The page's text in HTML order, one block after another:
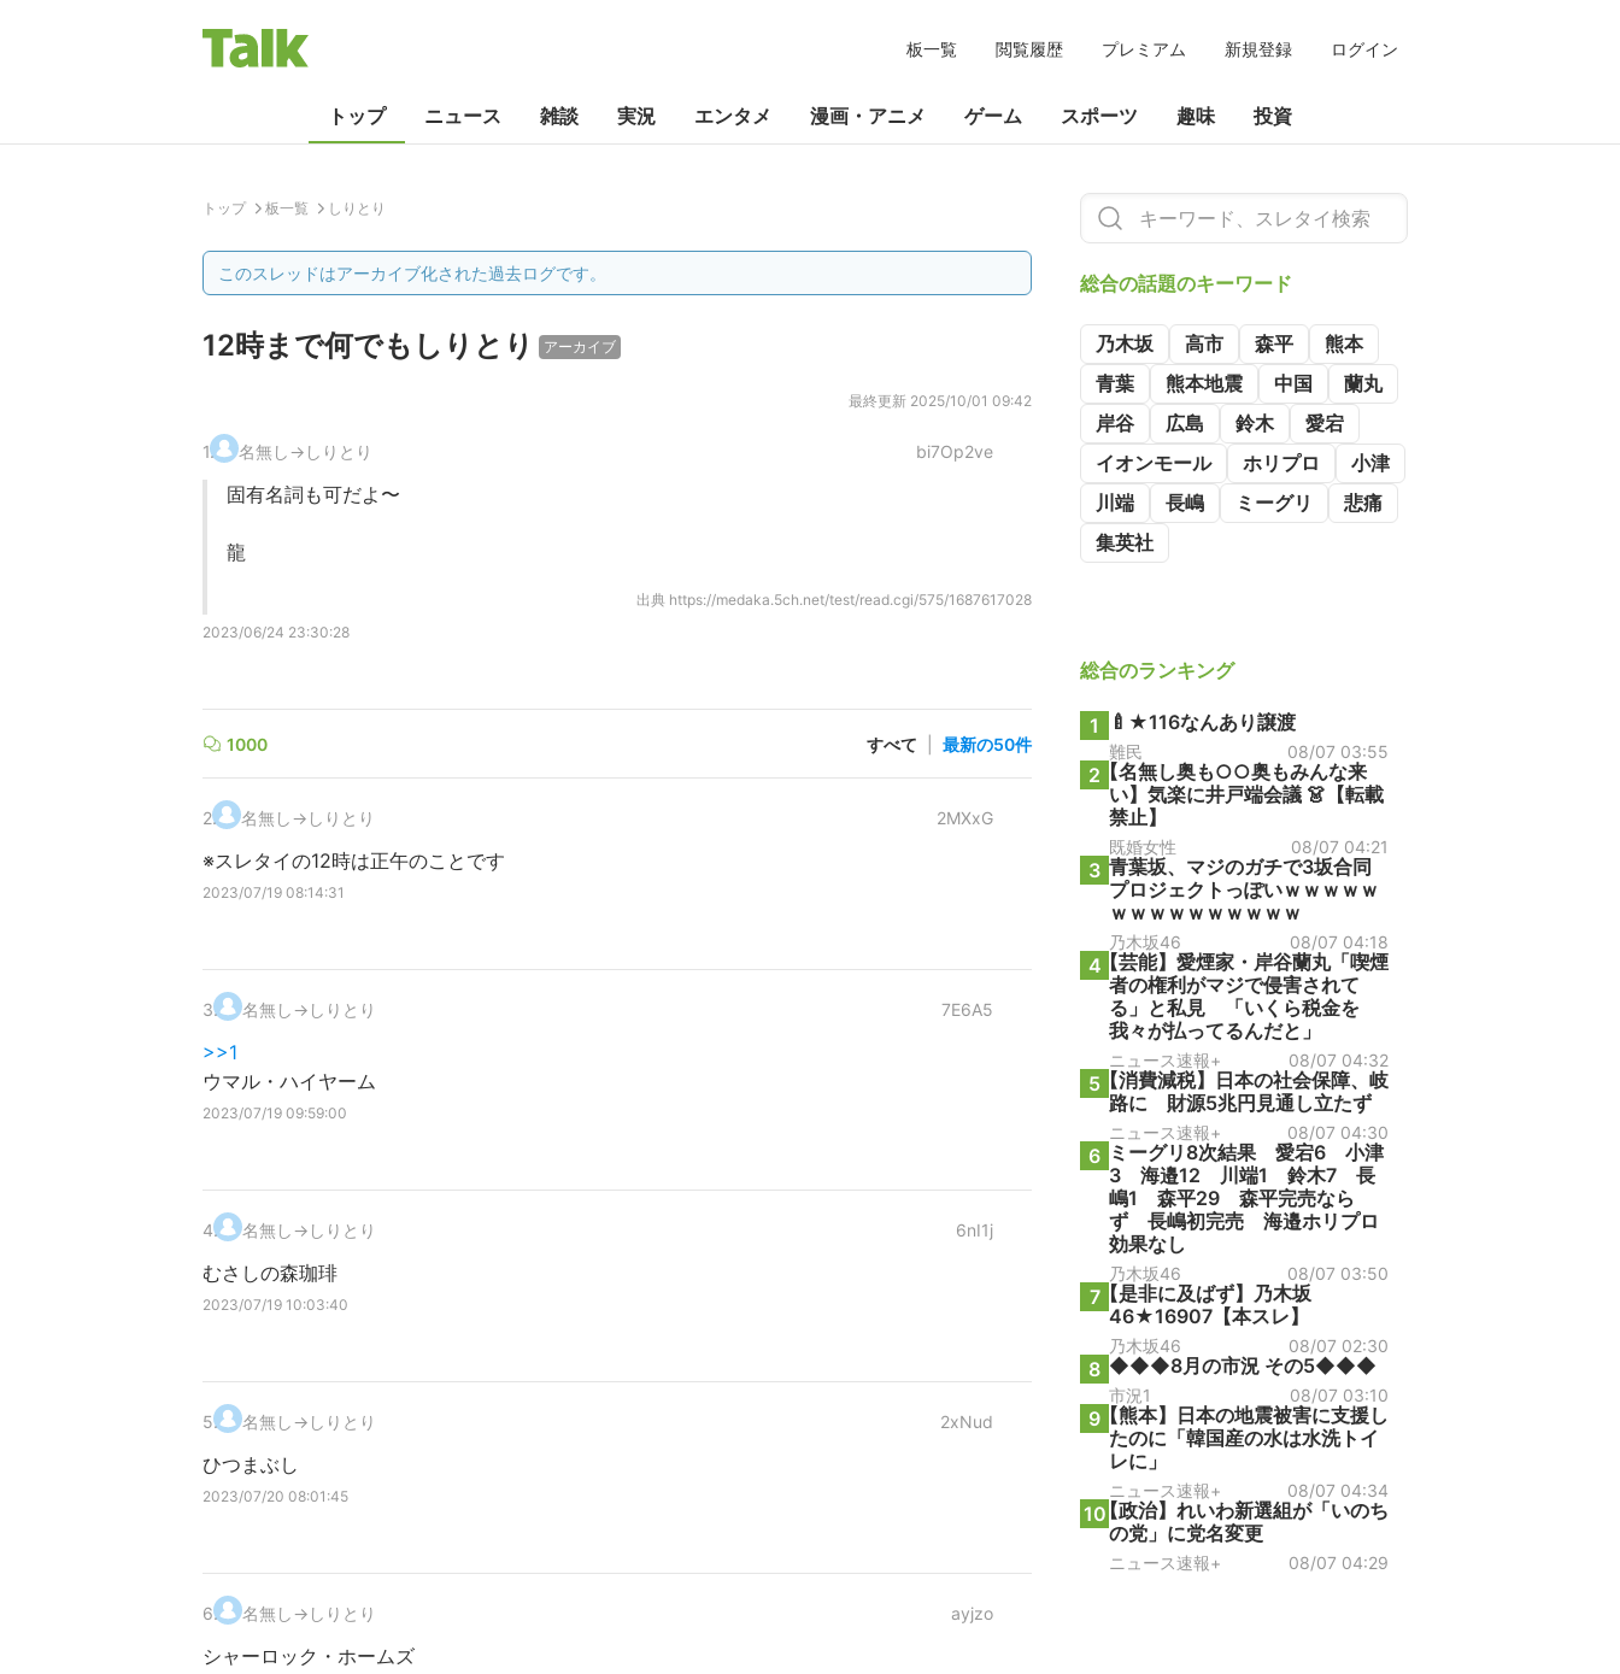
板一覧 閲覧履歴 プレミアム 新規登録 ログイン
トップ ニュース 雑談 実況 エンタメ 漫画・アニメ ゲーム スポーツ 趣味 投資
トップ 板一覧 しりとり
このスレッドはアーカイブ化された過去ログです。
12時まで何でもしりとり アーカイブ
最終更新 2025/10/01 09:42
1. 名無し→しりとり bi7Op2ve
固有名詞も可だよ〜
龍
出典 https://medaka.5ch.net/test/read.cgi/575/1687617028
2023/06/24 23:30:28
1000 すべて 最新の50件
2. 名無し→しりとり 2MXxG
※スレタイの12時は正午のことです
2023/07/19 08:14:31
3. 名無し→しりとり 7E6A5
>>1
ウマル・ハイヤーム
2023/07/19 09:59:00
4. 名無し→しりとり 6nI1j
むさしの森珈琲
2023/07/19 10:03:40
5. 名無し→しりとり 2xNud
ひつまぶし
2023/07/20 08:01:45
6. 名無し→しりとり ayjzo
シャーロック・ホームズ
総合の話題のキーワード
乃木坂 高市 森平
熊本
青葉
熊本地震 中国
蘭丸
岸谷
広島 鈴木
愛宕
イオンモール
ホリプロ
小津
川端
長嶋 ミーグリ
悲痛
集英社
総合のランキング
1 🍼★116なんあり譲渡
難民 08/07 03:55
2 【名無し奥も○○奥もみんな来
い】気楽に井戸端会議 👗【転載
禁止】
既婚女性 08/07 04:21
3 青葉坂、マジのガチで3坂合同
プロジェクトっぽいｗｗｗｗｗ
ｗｗｗｗｗｗｗｗｗｗ
乃木坂46 08/07 04:18
4【芸能】愛煙家・岸谷蘭丸「喫煙
者の権利がマジで侵害されて
る」と私見 「いくら税金を
我々が払ってるんだと」
ニュース速報+ 08/07 04:32
5【消費減税】日本の社会保障、岐
路に 財源5兆円見通し立たず
ニュース速報+ 08/07 04:30
6 ミーグリ8次結果 愛宕6 小津
3 海邉12 川端1 鈴木7 長
嶋1 森平29 森平完売なら
ず 長嶋初完売 海邉ホリプロ
効果なし
乃木坂46 08/07 03:50
7【是非に及ばず】乃木坂
46★16907【本スレ】
乃木坂46 08/07 02:30
8 ◆◆◆8月の市況 その5◆◆◆
市況1 08/07 03:10
9【熊本】日本の地震被害に支援し
たのに「韓国産の水は水洗トイ
レに」
ニュース速報+ 08/07 04:34
10【政治】れいわ新選組が「いのち
の党」に党名変更
ニュース速報+ 08/07 04:29